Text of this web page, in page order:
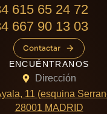
615 65 24 72
667 90 13 03
Contactar
ENCUÉNTRANOS
Dirección
11 (esquina
28001 MADRID